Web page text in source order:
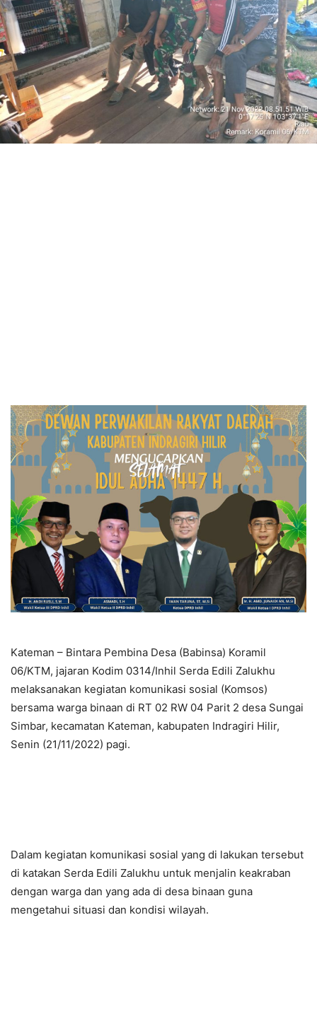
Kateman – Bintara Pembina Desa (Babinsa) Koramil
06/KTM, jajaran Kodim 0314/Inhil Serda Edili Zalukhu
melaksanakan kegiatan komunikasi sosial (Komsos)
bersama warga binaan di RT 02 RW 04 Parit 2 desa Sungai
Simbar, kecamatan Kateman, kabupaten Indragiri Hilir,
Senin (21/11/2022) pagi.
Dalam kegiatan komunikasi sosial yang di lakukan tersebut
di katakan Serda Edili Zalukhu untuk menjalin keakraban
dengan warga dan yang ada di desa binaan guna
mengetahui situasi dan kondisi wilayah.